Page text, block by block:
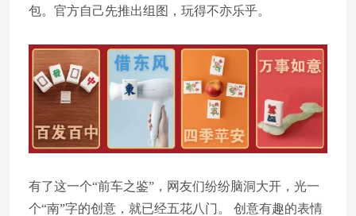
包。官方自己先推出组图，玩得不亦乐乎。
有了这一个“前车之鉴”，网友们纷纷脑洞大开，光一
个“南”字的创意，就已经五花八门。 创意有趣的表情